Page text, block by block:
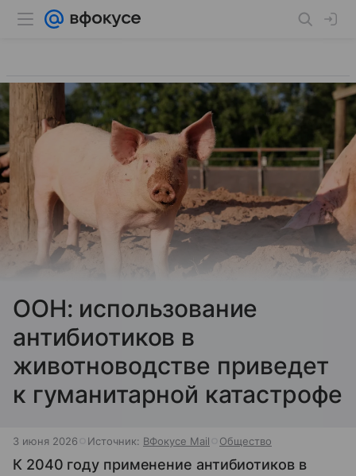
ООН: использование
антибиотиков в
животноводстве приведет
к гуманитарной катастрофе
3 июня 2026 Источник: ВФокусе Mail Общество
К 2040 году применение антибиотиков в